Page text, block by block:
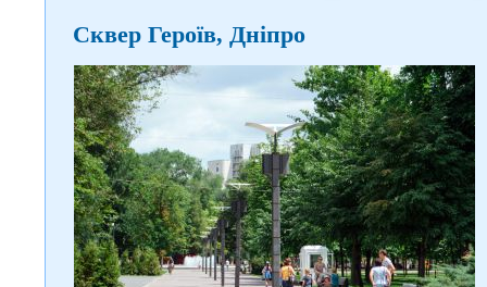
Сквер Героїв, Дніпро